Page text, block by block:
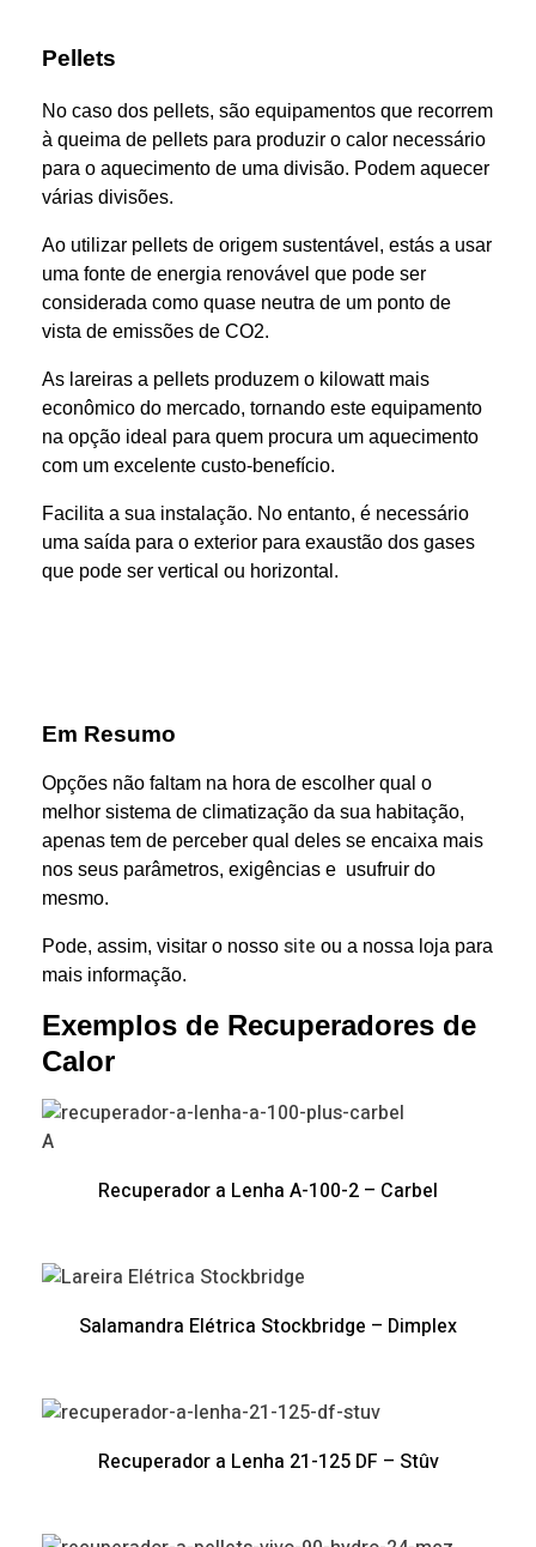
Pellets
No caso dos pellets, são equipamentos que recorrem
à queima de pellets para produzir o calor necessário
para o aquecimento de uma divisão. Podem aquecer
várias divisões.
Ao utilizar pellets de origem sustentável, estás a usar
uma fonte de energia renovável que pode ser
considerada como quase neutra de um ponto de
vista de emissões de CO2.
As lareiras a pellets produzem o kilowatt mais
econômico do mercado, tornando este equipamento
na opção ideal para quem procura um aquecimento
com um excelente custo-benefício.
Facilita a sua instalação. No entanto, é necessário
uma saída para o exterior para exaustão dos gases
que pode ser vertical ou horizontal.
Em Resumo
Opções não faltam na hora de escolher qual o
melhor sistema de climatização da sua habitação,
apenas tem de perceber qual deles se encaixa mais
nos seus parâmetros, exigências e usufruir do
mesmo.
Pode, assim, visitar o nosso site ou a nossa loja para
mais informação.
Exemplos de Recuperadores de
Calor
A
Recuperador a Lenha A-100-2 – Carbel
Salamandra Elétrica Stockbridge – Dimplex
Recuperador a Lenha 21-125 DF – Stûv